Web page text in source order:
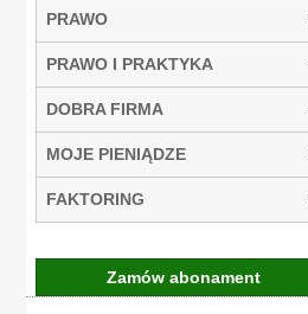
PRAWO
PRAWO I PRAKTYKA
DOBRA FIRMA
MOJE PIENIĄDZE
FAKTORING
Zamów abonament